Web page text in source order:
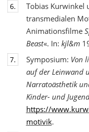
6.
Tobias Kurwinkel
transmedialen
Animationsfilme
Beast«. In: kjl&m
7. Symposium: Von
auf der Leinwand
Narratoästhetik
Kinder- und
https://
motivik.